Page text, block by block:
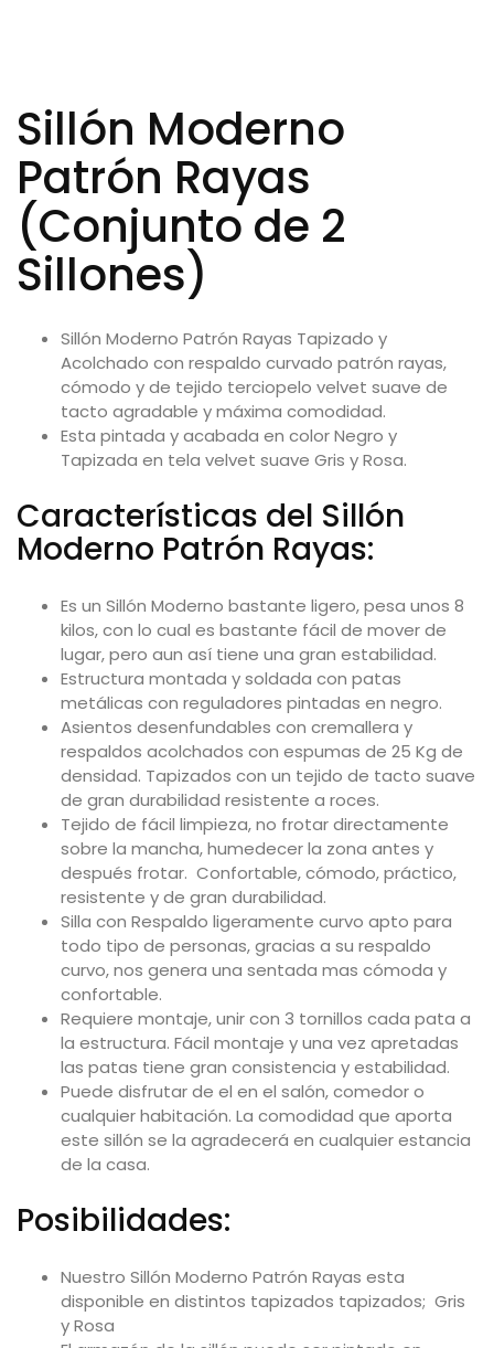
Sillón Moderno
Patrón Rayas
(Conjunto de 2
Sillones)
Sillón Moderno Patrón Rayas Tapizado y
Acolchado con respaldo curvado patrón rayas,
cómodo y de tejido terciopelo velvet suave de
tacto agradable y máxima comodidad.
Esta pintada y acabada en color Negro y
Tapizada en tela velvet suave Gris y Rosa.
Características del Sillón
Moderno Patrón Rayas:
Es un Sillón Moderno bastante ligero, pesa unos 8
kilos, con lo cual es bastante fácil de mover de
lugar, pero aun así tiene una gran estabilidad.
Estructura montada y soldada con patas
metálicas con reguladores pintadas en negro.
Asientos desenfundables con cremallera y
respaldos acolchados con espumas de 25 Kg de
densidad. Tapizados con un tejido de tacto suave
de gran durabilidad resistente a roces.
Tejido de fácil limpieza, no frotar directamente
sobre la mancha, humedecer la zona antes y
después frotar. Confortable, cómodo, práctico,
resistente y de gran durabilidad.
Silla con Respaldo ligeramente curvo apto para
todo tipo de personas, gracias a su respaldo
curvo, nos genera una sentada mas cómoda y
confortable.
Requiere montaje, unir con 3 tornillos cada pata a
la estructura. Fácil montaje y una vez apretadas
las patas tiene gran consistencia y estabilidad.
Puede disfrutar de el en el salón, comedor o
cualquier habitación. La comodidad que aporta
este sillón se la agradecerá en cualquier estancia
de la casa.
Posibilidades:
Nuestro Sillón Moderno Patrón Rayas esta
disponible en distintos tapizados tapizados; Gris
y Rosa